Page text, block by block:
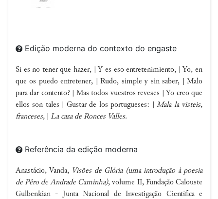
Edição moderna do contexto do engaste
Si es no tener que hazer, | Y es eso entretenimiento, | Yo, en
que os puedo entretener, | Rudo, simple y sin saber, | Malo
para dar contento? | Mas todos vuestros reveses | Yo creo que
ellos son tales | Gustar de los portugueses: | Mala la visteis,
franceses,
La caza de Ronces Valles.
Referência da edição moderna
Anastácio, Vanda, Visões de Glória (uma introdução à poesia
de Pêro de Andrade Caminha), volume II, Fundação Calouste
Gulbenkian - Junta Nacional de Investigação Científica e